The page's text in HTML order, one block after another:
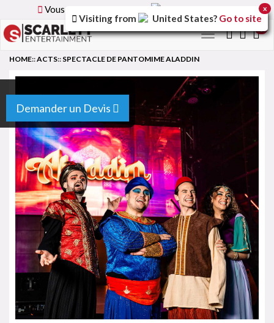
Vous parcourez la version
Toggle
Demander un Devis
HOME::ACTS:: SPECTACLE DE PANTOMIME ALADDIN
Visiting from United States? Go to site
x